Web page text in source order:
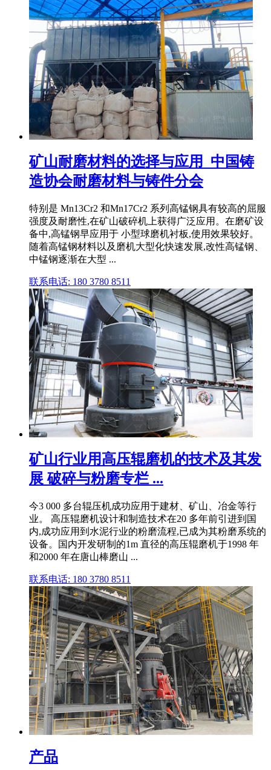
矿山耐磨材料的选择与应用_中国铸
造协会耐磨材料与铸件分会
特别是 Mn13Cr2 和Mn17Cr2 系列高锰钢具有较高的屈服
强度及耐磨性,在矿山破碎机上获得广泛应用。在磨矿设
备中,高锰钢早应用于 小型球磨机衬板,使用效果较好。
随着高锰钢材料以及磨机大型化快速发展,改性高锰钢、
中锰钢逐渐在大型 ...
联系电话: 180 3780 8511
矿山行业用高压辊磨机的技术及其发
展 破碎与粉磨专栏 ...
今3 000 多台辊压机成功应用于建材、矿山、冶金等行
业。 高压辊磨机设计和制造技术在20 多年前引进到国
内,成功应用到水泥行业的粉磨流程,已成为其粉磨系统的
设备。国内开发研制的1m 直径的高压辊磨机于1998 年
和2000 年在唐山棒磨山 ...
联系电话: 180 3780 8511
产品